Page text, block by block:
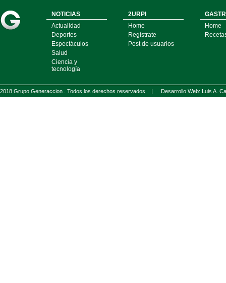
NOTICIAS
Actualidad
Deportes
Espectáculos
Salud
Ciencia y
tecnología
2URPI
Home
Regístrate
Post de usuarios
Home
2018 Grupo Generaccion . Todos los derechos reservados | Desarrollo Web: Luis